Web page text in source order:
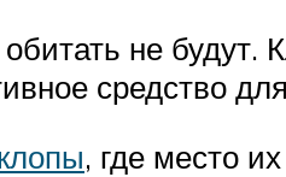
не
средство
, где место